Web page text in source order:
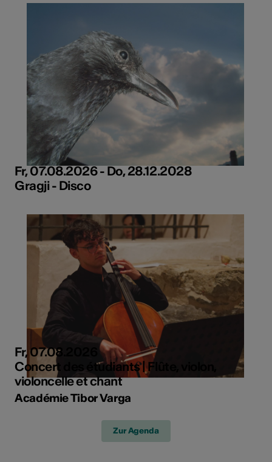
Fr, 07.08.2026 - Do, 28.12.2028
Gragji - Disco
Fr, 07.08.2026
Concert des étudiants | Flûte, violon,
violoncelle et chant
Académie Tibor Varga
Zur Agenda